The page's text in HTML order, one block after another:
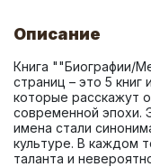
Описание
Книга ""Биографии/
страниц – это 5 книг
которые расскажут
современной эпохи.
имена стали
культуре. В каждом
таланта и